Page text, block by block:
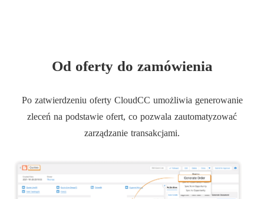
Od oferty do zamówienia
Po zatwierdzeniu oferty CloudCC umożliwia generowanie
zleceń na podstawie ofert, co pozwala zautomatyzować
zarządzanie transakcjami.